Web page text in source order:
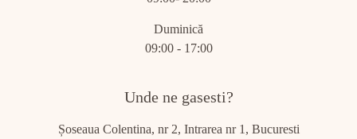
Duminică
09:00 - 17:00
Unde ne gasesti?
Șoseaua Colentina, nr 2, Intrarea nr 1, Bucuresti